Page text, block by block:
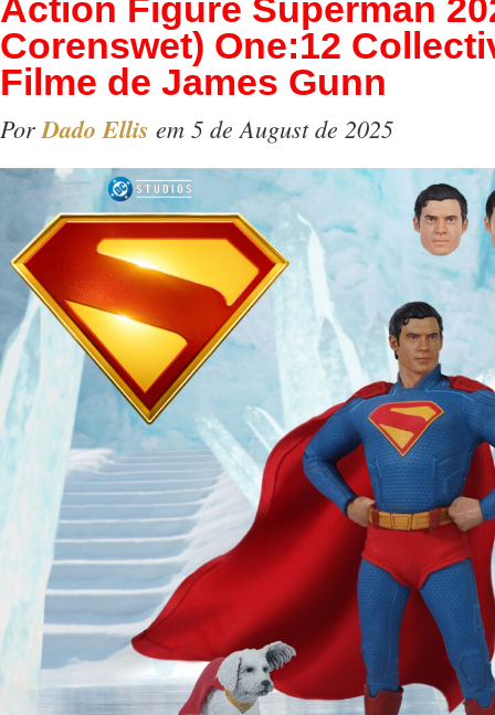
Action Figure Superman
Corenswet) One:12
Filme de James Gunn
Por Dado Ellis em 5 de August de 2025